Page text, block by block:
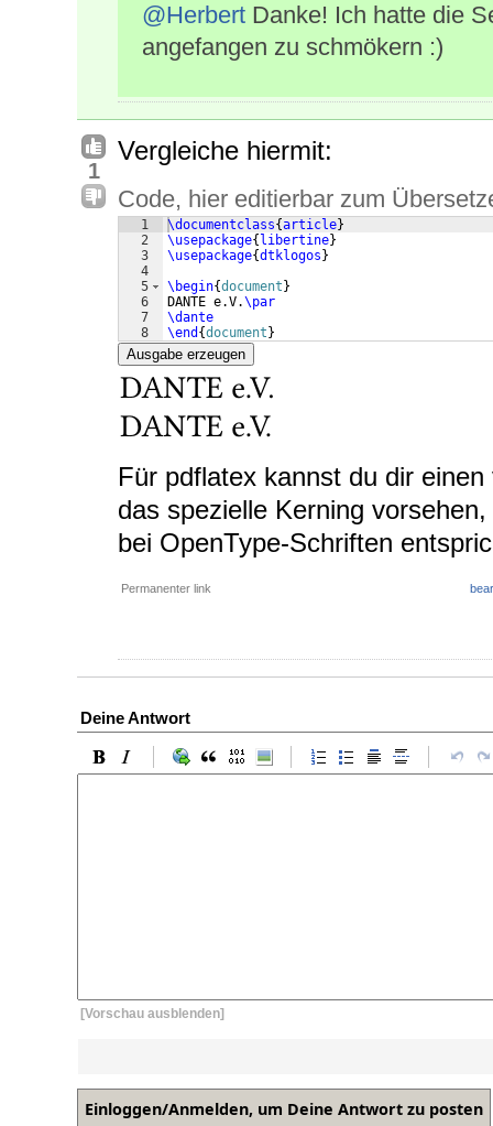
@Herbert Danke! Ich hatte die
angefangen zu schmökern :)
1
Vergleiche hiermit:
Code, hier editierbar zum
1
2
3
4
5
6
7
8
\documentclass{article}
\usepackage{ libertine}
\usepackage{dtklogos }
\begin{document }
DANTE e.V.\par
\dante
\end {document }
Ausgabe erzeugen
Für pdflatex kannst du dir
das spezielle Kerning
bei OpenType-Schriften
Permanenter link
Deine Antwort
[Vorschau ausblenden]